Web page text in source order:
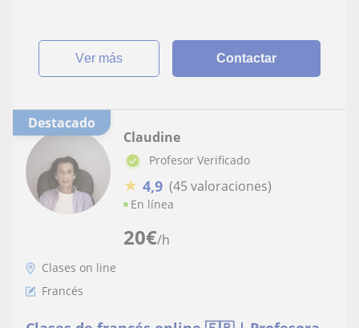
ver más Contactar
Destacado
20€/h
Claudine
Profesor Verificado
★ 4,9 (45 valoraciones)
En línea
Clases on line
Francés